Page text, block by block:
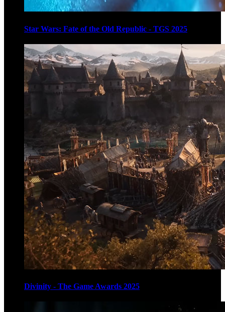
Star Wars: Fate of the Old Republic - TGS 2025
Divinity - The Game Awards 2025